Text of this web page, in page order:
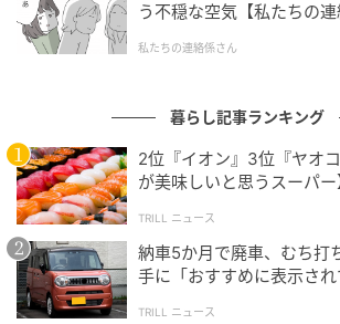
う不穏な空気【私たちの連
私たちの連絡係さん
暮らし記事ランキング
2位『イオン』3位『ヤオ
が美味しいと思うスーパ
TRILL ニュース
納車5か月で廃車、むち打
手に「おすすめに表示さ
TRILL ニュース